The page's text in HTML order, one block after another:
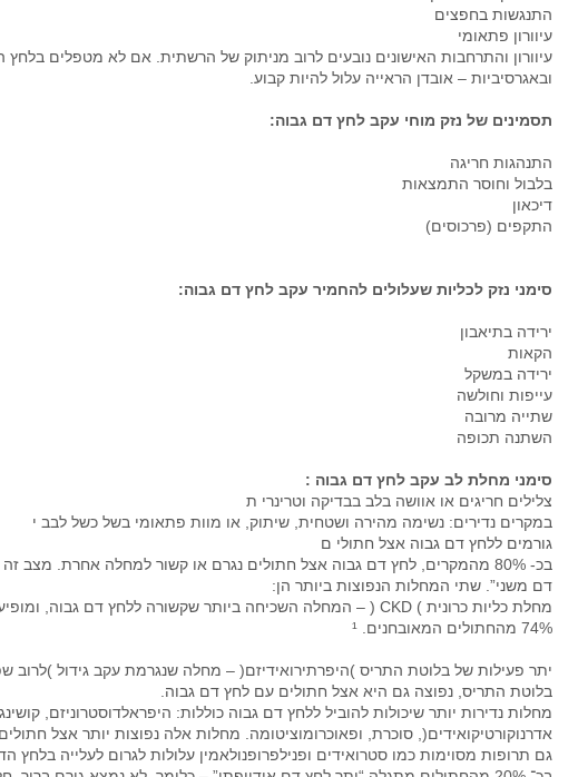
התנגשות בחפצים
עיוורון פתאומי
עיוורון והתרחבות האישונים נובעים לרוב מניתוק של הרשתית. אם לא מטפלים
ובאגרסיביות – אובדן הראייה עלול להיות קבוע.
תסמינים של נזק מוחי עקב לחץ דם גבוה:
התנהגות חריגה
בלבול וחוסר התמצאות
דיכאון
התקפים (פרכוסים)
סימני נזק לכליות שעלולים להחמיר עקב לחץ דם גבוה:
ירידה בתיאבון
הקאות
ירידה במשקל
עייפות וחולשה
שתייה מרובה
השתנה תכופה
סימני מחלת לב עקב לחץ דם גבוה :
צלילים חריגים או אוושה בלב בבדיקה וטרינרי ת
במקרים נדירים: נשימה מהירה ושטחית, שיתוק, או מוות פתאומי בשל כשל לבב י
גורמים ללחץ דם גבוה אצל חתולי ם
בכ- 80% מהמקרים, לחץ דם גבוה אצל חתולים נגרם או קשור למחלה אחרת. מצב זה נקרא “יתר לחץ
דם משני”. שתי המחלות הנפוצות ביותר הן:
מחלת כליות כרונית ) CKD ( – המחלה השכיחה ביותר שקשורה ללחץ דם גבוה, ומופיעה בכ־
74% מהחתולים המאובחנים. ¹
יתר פעילות של בלוטת התריס )היפרתירואידיזם( – מחלה שנגרמת עקב גידול )לרוב
בלוטת התריס, נפוצה גם היא אצל חתולים עם לחץ דם גבוה.
מחלות נדירות יותר שיכולות להוביל ללחץ דם גבוה כוללות: היפראלדוסטרוניזם,
אדרנוקורטיקואידים(, סוכרת, ופאוכרומוציטומה. מחלות אלה נפוצות יותר אצל
גם תרופות מסוימות כמו סטרואידים ופנילפרופנולאמין עלולות לגרום לעלייה בלחץ